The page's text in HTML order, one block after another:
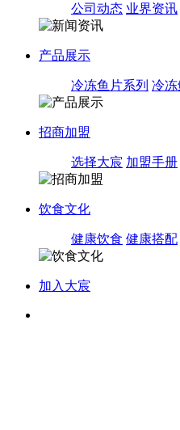
公司动态 业界资讯
产品展示
冷冻鱼片系列 冷冻
招商加盟
选择大宸 加盟手册
饮食文化
健康饮食 健康搭配
加入大宸